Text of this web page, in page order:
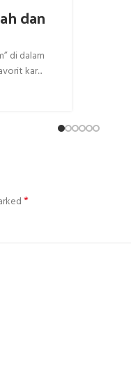
dan
di dalam
kar...
*